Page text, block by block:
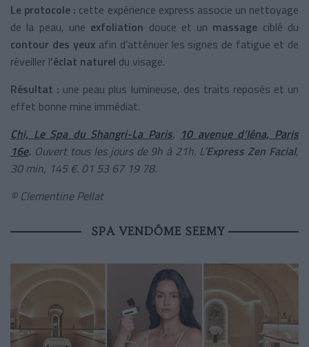
Le protocole : cette expérience express associe un nettoyage
de la peau, une exfoliation douce et un massage ciblé du
contour des yeuxafin d’atténuer les signes de fatigue et de
réveiller l’éclat naturel du visage.
Résultat : une peau plus lumineuse, des traits reposés et un
effet bonne mine immédiat.
Chi, Le Spa du Shangri-La Paris, 10 avenue d’Iéna, Paris
16e. Ouvert tous les jours de 9h à 21h. L’Express Zen Facial,
30 min, 145 €. 01 53 67 19 78.
© Clementine Pellat
SPA VENDÔME SEEMY